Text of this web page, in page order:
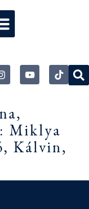
Miklya
Kálvin,